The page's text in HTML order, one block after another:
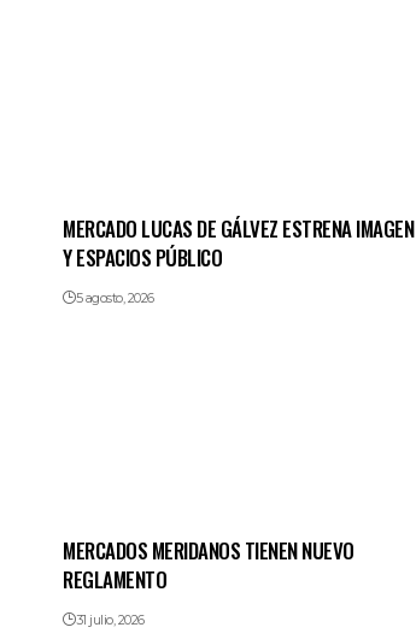
MERCADO LUCAS DE GÁLVEZ ESTRENA IMAGEN
Y ESPACIOS PÚBLICO
5 agosto, 2026
MERCADOS MERIDANOS TIENEN NUEVO
REGLAMENTO
31 julio, 2026